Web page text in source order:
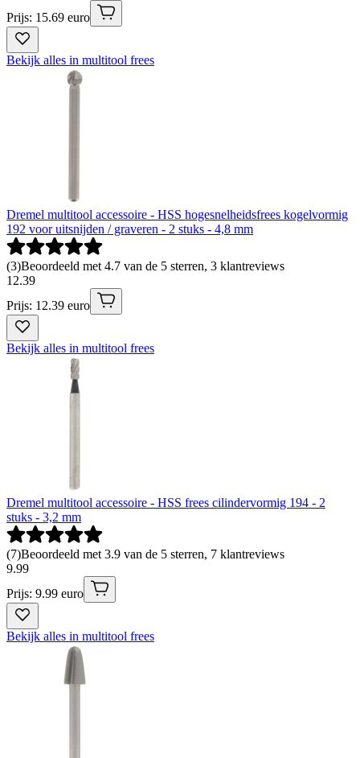
Prijs: 15.69 euro
Bekijk alles in multitool frees
Dremel multitool accessoire - HSS hogesnelheidsfrees kogelvormig
192 voor uitsnijden / graveren - 2 stuks - 4,8 mm
(3)Beoordeeld met 4.7 van de 5 sterren, 3 klantreviews
12.39
Prijs: 12.39 euro
Bekijk alles in multitool frees
Dremel multitool accessoire - HSS frees cilindervormig 194 - 2
stuks - 3,2 mm
(7)Beoordeeld met 3.9 van de 5 sterren, 7 klantreviews
9.99
Prijs: 9.99 euro
Bekijk alles in multitool frees